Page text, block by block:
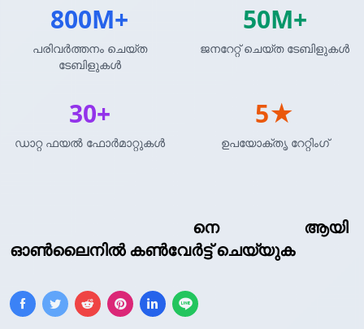
നെ
ആയി
ഓൺലൈനിൽ കൺവേർട്ട് ചെയ്യുക
800M+
പരിവർത്തനം ചെയ്ത
ടേബിളുകൾ
50M+
ജനറേറ്റ് ചെയ്ത ടേബിളുകൾ
30+
ഡാറ്റ ഫയൽ ഫോർമാറ്റുകൾ
5★
ഉപയോക്തൃ റേറ്റിംഗ്